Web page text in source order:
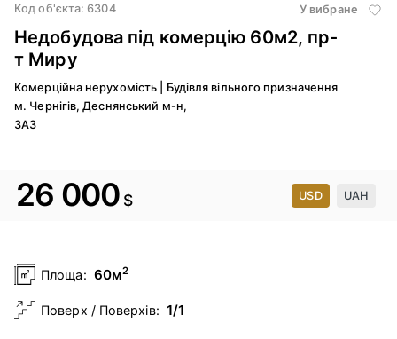
Код об'єкта: 6304 У вибране
Недобудова під комерцію 60м2, пр-
т Миру
Комерційна нерухомість
Будівля вільного призначення
м. Чернігів, Деснянський м-н,
ЗАЗ
26 000 $ USD UAH
Площа: 60м2
Поверх / Поверхів: 1/1